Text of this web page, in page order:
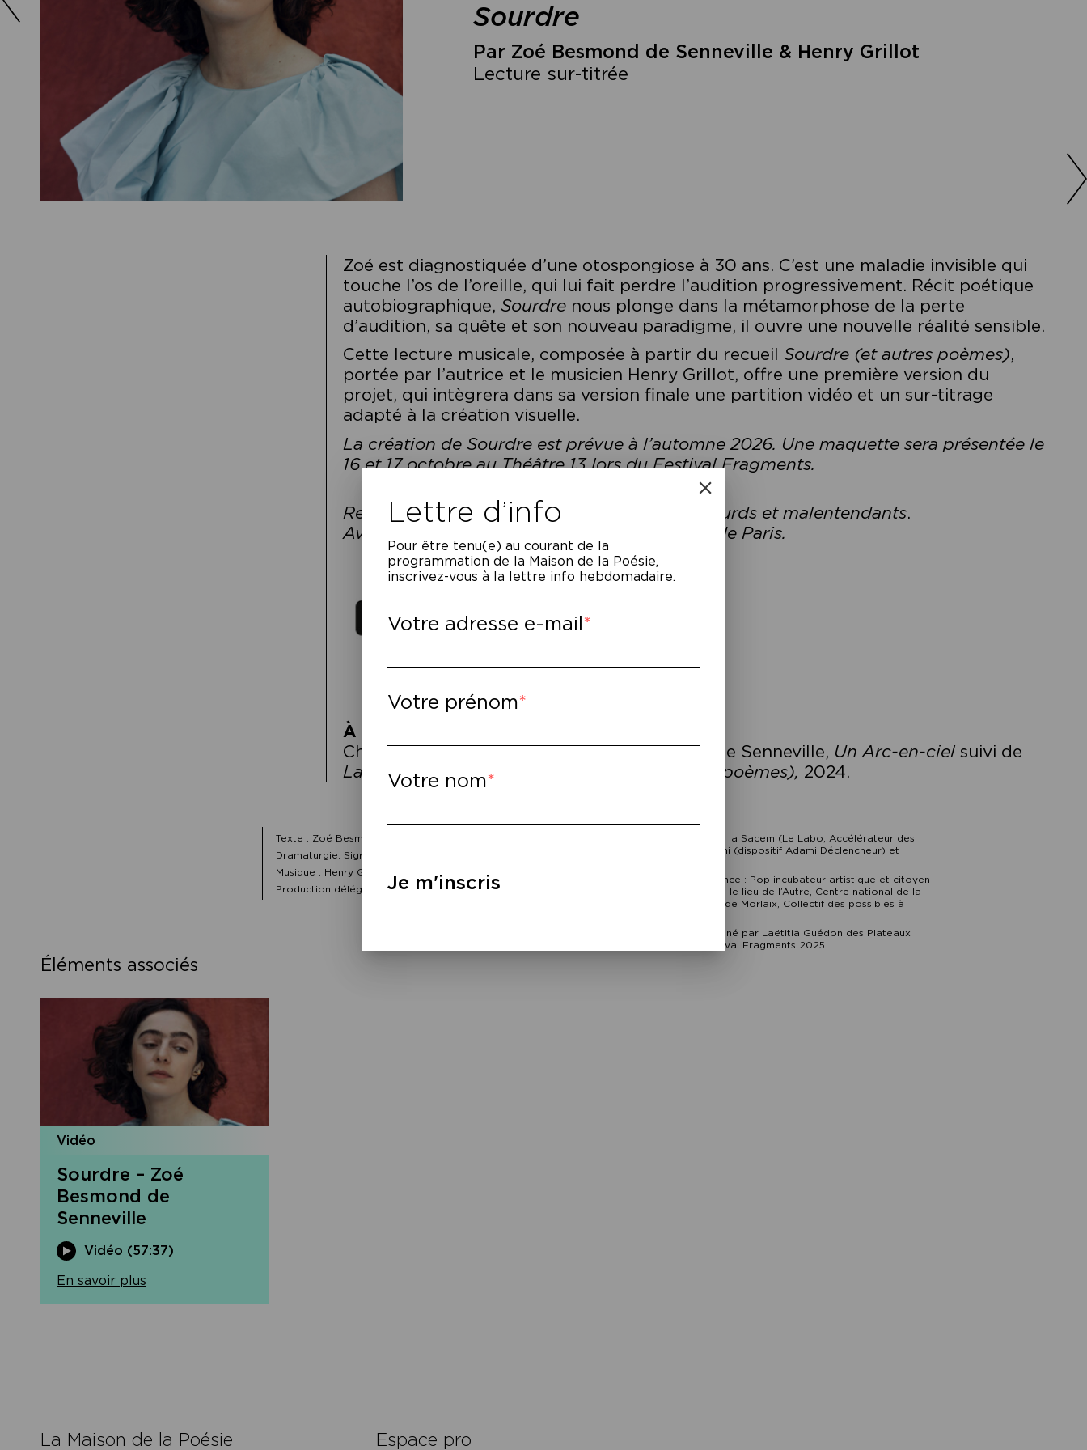
Sourdre
Par Zoé Besmond de Senneville & Henry Grillot
Lecture sur-titrée
Zoé est diagnostiquée d’une otospongiose à 30 ans. C’est une maladie invisible qui
touche l’os de l’oreille, qui lui fait perdre l’audition progressivement. Récit poétique
autobiographique,Sourdre nous plonge dans la métamorphose de la perte
d’audition, sa quête et son nouveau paradigme, il ouvre une nouvelle réalité sensible.
Cette lecture musicale, composée à partir du recueilSourdre (et autres poèmes),
portée par l’autrice et le musicien Henry Grillot, offre une première version du
projet, qui intègrera dans sa version finale une partition vidéo et un sur-titrage
adapté à la création visuelle.
La création de Sourdre est prévue à l’automne 2026. Une maquette sera présentée le
16 et 17 octobre au Théâtre 13 lors du Festival Fragments.
Représentation avec surtitrage adapté aux Sourds et malentendants.
Avec le soutien d’
et de la Ville de Paris.
À lire
Chez maëlstrÖm reEvolution : Zoé Besmond de Senneville, Un Arc-en-cielsuivi de
La Fille sans oreille,
Sourdre (et autres poèmes), 2024.
Texte : Zoé Besmond de Senneville
Dramaturgie: Sigrid Carré Lecoindre
Musique : Henry Grillot
Production déléguée : L’Assaut des poètes
Avec le soutien de la Sacem (Le Labo, Accélérateur des
projets), de l’Adami (dispositif Adami Déclencheur) et
Accueils en résidence : Pop incubateur artistique et citoyen
(Paris), Anis Gras – le lieu de l’Autre, Centre national de la
création adaptée de Morlaix, Collectif des possibles à
est marrainé par Laëtitia Guédon des Plateaux
Sauvages au Festival Fragments 2025.
Éléments associés
Vidéo
Sourdre – Zoé
Besmond de
Senneville
Vidéo (57:37)
En savoir plus
La Maison de la Poésie Espace pro
Lettre d’info
Pour être tenu(e) au courant de la
programmation de la Maison de la Poésie,
inscrivez-vous à la lettre info hebdomadaire.
Votre adresse e-mail
Votre prénom
Votre nom
Je m'inscris